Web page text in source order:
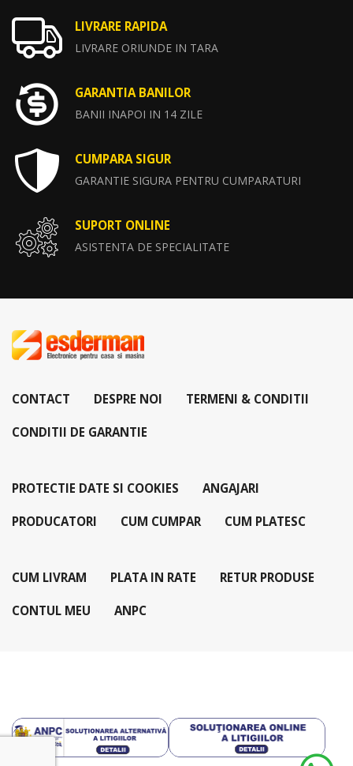
LIVRARE RAPIDA
LIVRARE ORIUNDE IN TARA
GARANTIA BANILOR
BANII INAPOI IN 14 ZILE
CUMPARA SIGUR
GARANTIE SIGURA PENTRU CUMPARATURI
SUPORT ONLINE
ASISTENTA DE SPECIALITATE
CONTACT DESPRE NOI TERMENI & CONDITII
CONDITII DE GARANTIE
PROTECTIE DATE SI COOKIES ANGAJARI
PRODUCATORI CUM CUMPAR CUM PLATESC
CUM LIVRAM PLATA IN RATE RETUR PRODUSE
CONTUL MEU ANPC